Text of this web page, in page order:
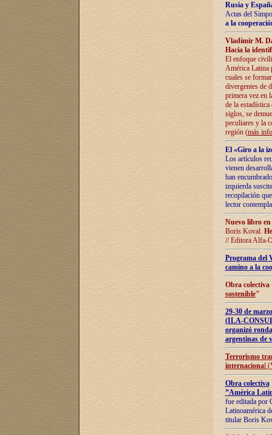
Rusia y
Actas del
a la
Vladímir M.
Hacia la
El enfoque
América Latina
cuales se
divergentes de
primera vez en
de la
siglos, se
peculiares y la
región (más
El «Giro a la
Los artículos
vienen
han
izquierda
recopilación
lector
Nuevo libro
Boris Koval.
// Editora Alfa-
Programa del
camino a la
Obra
sostenible"
29-30 de
(ILA-
organizó
argentinas de
Terrorismo
internacional
Obra colectiva
”América
fue editada por
Latinoamérica
titular Boris